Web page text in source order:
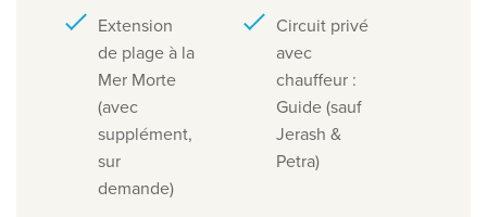
Extension
de plage à la
Mer Morte
(avec
supplément,
sur
demande)
Circuit privé
avec
chauffeur :
Guide (sauf
Jerash &
Petra)